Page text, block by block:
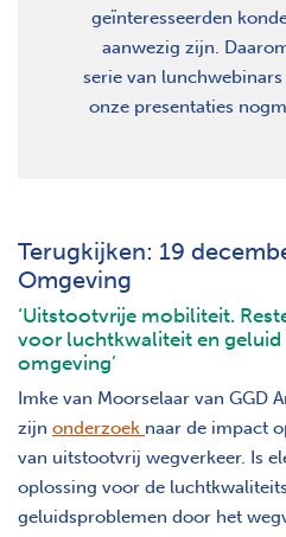
geïnteresseerden
aanwezig zijn.
serie van
onze presentaties
Terugkijken: 19
Omgeving
‘Uitstootvrije mobiliteit.
voor luchtkwaliteit en geluid
omgeving’
Imke van Moorselaar van GGD
zijn onderzoek naar de impact
van uitstootvrij wegverkeer. Is
oplossing voor de
geluidsproblemen door het